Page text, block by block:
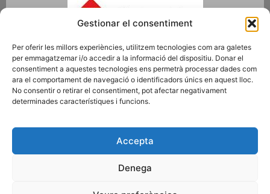
Gestionar el consentiment
Per oferir les millors experiències, utilitzem tecnologies com ara galetes
per emmagatzemar i/o accedir a la informació del dispositiu. Donar el
consentiment a aquestes tecnologies ens permetrà processar dades com
ara el comportament de navegació o identificadors únics en aquest lloc.
No consentir o retirar el consentiment, pot afectar negativament
determinades característiques i funcions.
Accepta
Denega
Membres de:
Fes-te Soci
Subscriu-te a la newsletter